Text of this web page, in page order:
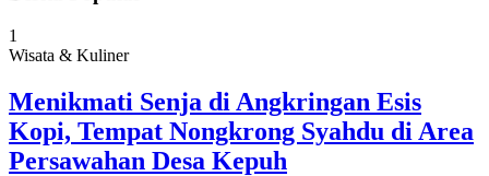
1
Wisata & Kuliner
Menikmati Senja di Angkringan Esis
Kopi, Tempat Nongkrong Syahdu di Area
Persawahan Desa Kepuh